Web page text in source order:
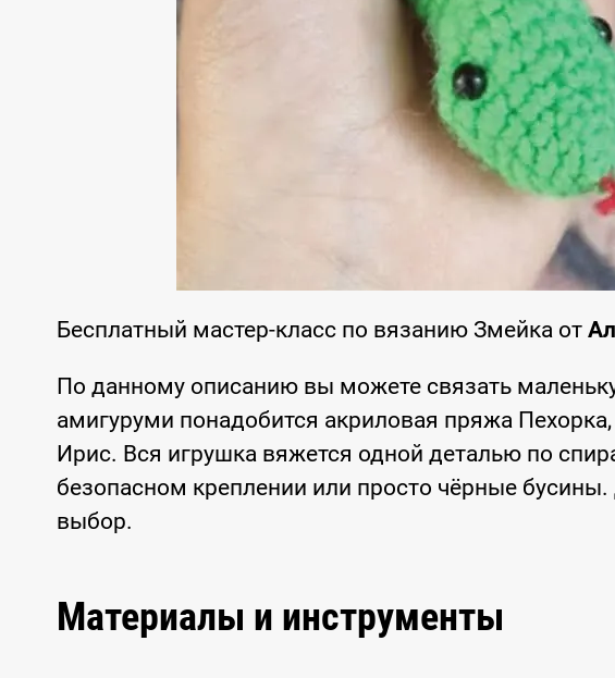
Бесплатный мастер-класс по вязанию Змейка от
По данному описанию вы можете связать
амигуруми понадобится акриловая пряжа
Ирис. Вся игрушка вяжется одной деталью по
безопасном креплении или просто чёрные
выбор.
Материалы и инструменты